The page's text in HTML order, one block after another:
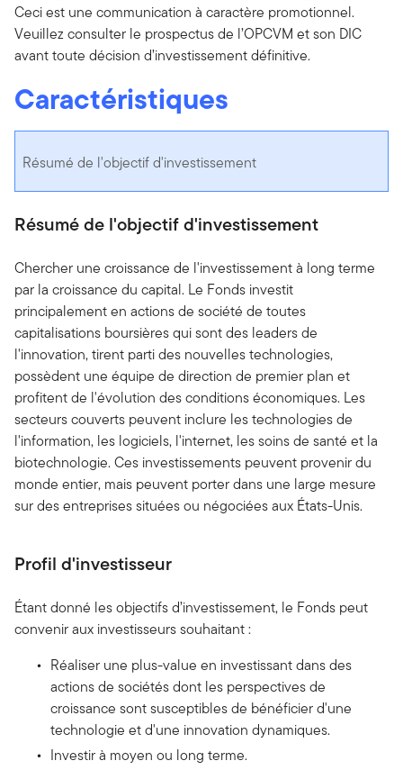
Ceci est une communication à caractère promotionnel.
Veuillez consulter le prospectus de l’OPCVM et son DIC
avant toute décision d’investissement définitive.
Caractéristiques
Résumé de l'objectif d'investissement
Résumé de l'objectif d'investissement
Chercher une croissance de l'investissement à long terme
par la croissance du capital. Le Fonds investit
principalement en actions de société de toutes
capitalisations boursières qui sont des leaders de
l'innovation, tirent parti des nouvelles technologies,
possèdent une équipe de direction de premier plan et
profitent de l'évolution des conditions économiques. Les
secteurs couverts peuvent inclure les technologies de
l'information, les logiciels, l'internet, les soins de santé et la
biotechnologie. Ces investissements peuvent provenir du
monde entier, mais peuvent porter dans une large mesure
sur des entreprises situées ou négociées aux États-Unis.
Profil d'investisseur
Étant donné les objectifs d’investissement, le Fonds peut
convenir aux investisseurs souhaitant :
Réaliser une plus-value en investissant dans des
actions de sociétés dont les perspectives de
croissance sont susceptibles de bénéficier d'une
technologie et d'une innovation dynamiques.
Investir à moyen ou long terme.